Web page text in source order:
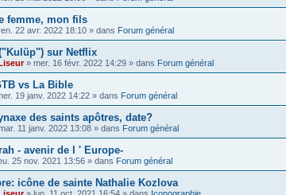
femme, mon fils
22 avr. 2022 18:10 » dans Forum général
sur Netflix
» mer. 16 févr. 2022 14:29 » dans Forum général
vs La Bible
19 janv. 2022 14:22 » dans Forum général
des saints apôtres, date?
11 janv. 2022 13:08 » dans Forum général
- avenir de l ' Europe-
25 nov. 2021 13:56 » dans Forum général
icône de sainte Nathalie Kozlova
» lun. 11 oct. 2021 16:54 » dans Iconographie